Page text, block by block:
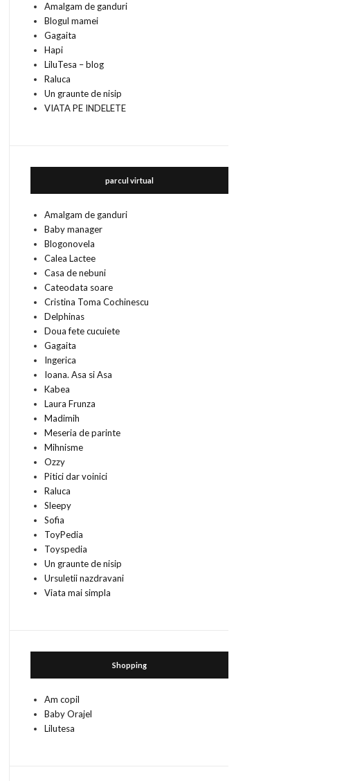
Amalgam de ganduri
Blogul mamei
Gagaita
Hapi
LiluTesa – blog
Raluca
Un graunte de nisip
VIATA PE INDELETE
parcul virtual
Amalgam de ganduri
Baby manager
Blogonovela
Calea Lactee
Casa de nebuni
Cateodata soare
Cristina Toma Cochinescu
Delphinas
Doua fete cucuiete
Gagaita
Ingerica
Ioana. Asa si Asa
Kabea
Laura Frunza
Madimih
Meseria de parinte
Mihnisme
Ozzy
Pitici dar voinici
Raluca
Sleepy
Sofia
ToyPedia
Toyspedia
Un graunte de nisip
Ursuletii nazdravani
Viata mai simpla
Shopping
Am copil
Baby Orajel
Lilutesa